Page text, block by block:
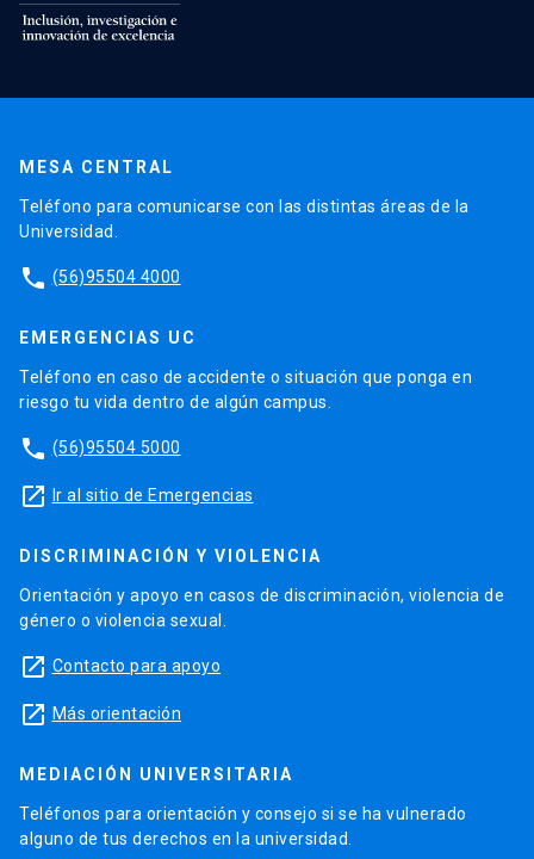
MESA CENTRAL
Teléfono para comunicarse con las distintas áreas de la
Universidad.
phone (56)95504 4000
EMERGENCIAS UC
Teléfono en caso de accidente o situación que ponga en
riesgo tu vida dentro de algún campus.
phone (56)95504 5000
launch Ir al sitio de Emergencias
DISCRIMINACIÓN Y VIOLENCIA
Orientación y apoyo en casos de discriminación, violencia de
género o violencia sexual.
launch Contacto para apoyo
launch Más orientación
MEDIACIÓN UNIVERSITARIA
Teléfonos para orientación y consejo si se ha vulnerado
alguno de tus derechos en la universidad.